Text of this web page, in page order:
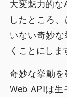
大変魅力的な
したところ
いない奇妙
くことにしま
奇妙な挙動を
Web APIは